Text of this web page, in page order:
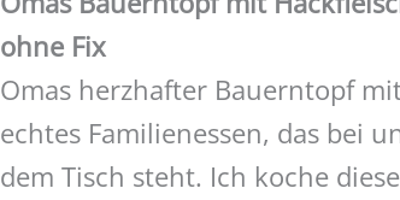
ohne Fix
Omas herzhafter Bauerntopf
echtes Familienessen, das bei
dem Tisch steht. Ich koche